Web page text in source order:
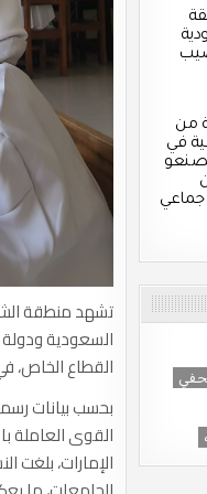
تشهد منطقة
السعودية
القطاع الخاص،
بحسب بيانات
من
في
مصنعو